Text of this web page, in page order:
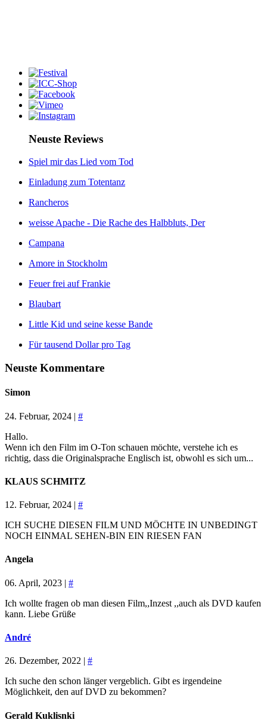
Neuste Reviews
Spiel mir das Lied vom Tod
Einladung zum Totentanz
Rancheros
weisse Apache - Die Rache des Halbbluts, Der
Campana
Amore in Stockholm
Feuer frei auf Frankie
Blaubart
Little Kid und seine kesse Bande
Für tausend Dollar pro Tag
Neuste Kommentare
Simon
24. Februar, 2024 | #
Hallo.
Wenn ich den Film im O-Ton schauen möchte, verstehe ich es
richtig, dass die Originalsprache Englisch ist, obwohl es sich um...
KLAUS SCHMITZ
12. Februar, 2024 | #
ICH SUCHE DIESEN FILM UND MÖCHTE IN UNBEDINGT
NOCH EINMAL SEHEN-BIN EIN RIESEN FAN
Angela
06. April, 2023 | #
Ich wollte fragen ob man diesen Film,,Inzest ,,auch als DVD kaufen
kann. Liebe Grüße
André
26. Dezember, 2022 | #
Ich suche den schon länger vergeblich. Gibt es irgendeine
Möglichkeit, den auf DVD zu bekommen?
Gerald Kuklisnki